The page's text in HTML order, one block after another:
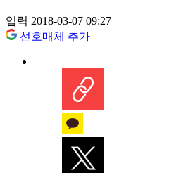
입력 2018-03-07 09:27
선호매체 추가